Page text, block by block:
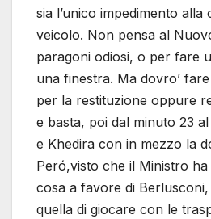
sia l’unico impedimento
veicolo. Non pensa al
paragoni odiosi, o per fare
una finestra. Ma dovro’
per la restituzione oppure
e basta, poi dal minuto 23
e Khedira con in mezzo la
Peró,visto che il Ministro
cosa a favore di
quella di giocare con le